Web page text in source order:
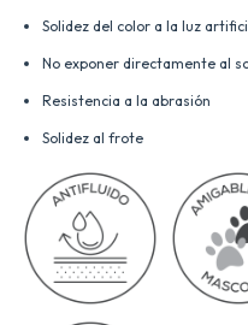
Solidez del color a la luz
No exponer directamente al
Resistencia a la abrasión
Solidez al frote